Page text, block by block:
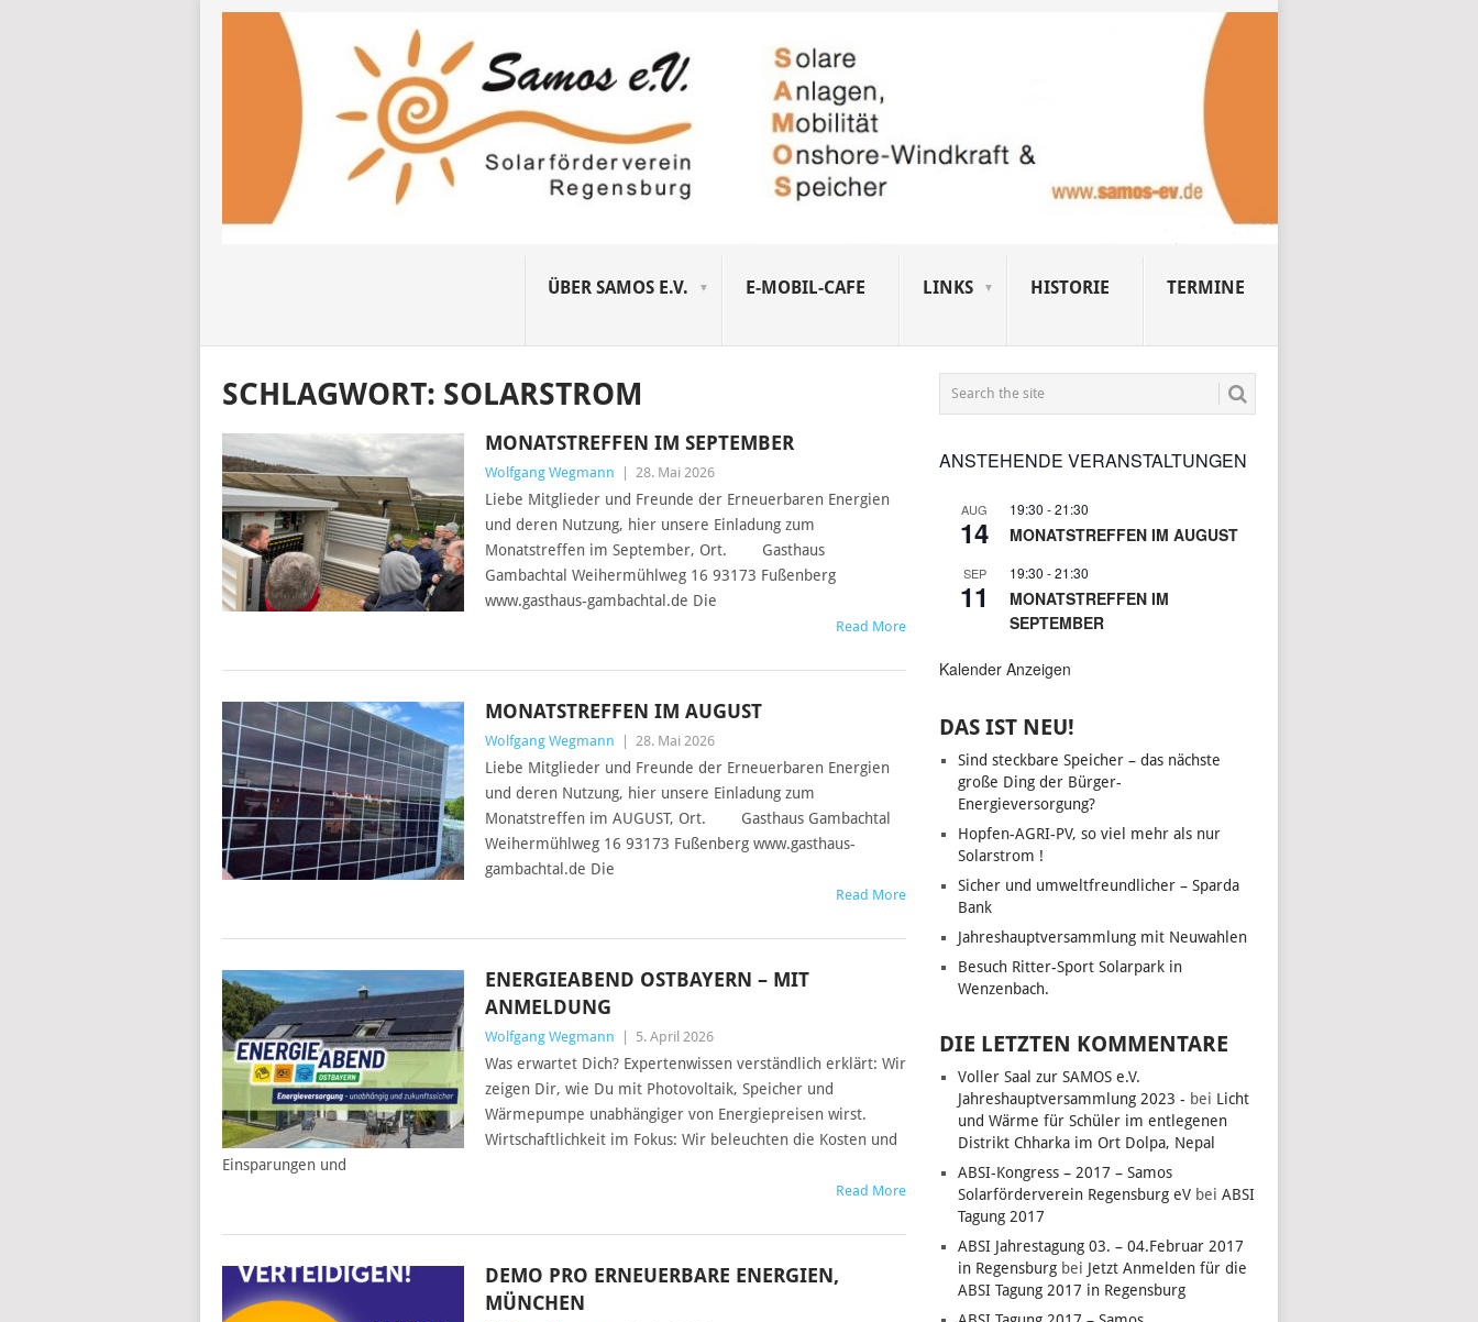
ÜBER SAMOS E.V. E-MOBIL-CAFE LINKS HISTORIE TERMINE
SCHLAGWORT: SOLARSTROM
MONATSTREFFEN IM SEPTEMBER
Wolfgang Wegmann | 28. Mai 2026
Liebe Mitglieder und Freunde der Erneuerbaren Energien
und deren Nutzung, hier unsere Einladung zum
Monatstreffen im September, Ort. Gasthaus
Gambachtal Weihermühlweg 16 93173 Fußenberg
www.gasthaus-gambachtal.de Die
Read More
MONATSTREFFEN IM AUGUST
Wolfgang Wegmann | 28. Mai 2026
Liebe Mitglieder und Freunde der Erneuerbaren Energien
und deren Nutzung, hier unsere Einladung zum
Monatstreffen im AUGUST, Ort. Gasthaus Gambachtal
Weihermühlweg 16 93173 Fußenberg www.gasthaus-
gambachtal.de Die
Read More
ENERGIEABEND OSTBAYERN – MIT
ANMELDUNG
Wolfgang Wegmann | 5. April 2026
Was erwartet Dich? Expertenwissen verständlich erklärt: Wir
zeigen Dir, wie Du mit Photovoltaik, Speicher und
Wärmepumpe unabhängiger von Energiepreisen wirst.
Wirtschaftlichkeit im Fokus: Wir beleuchten die Kosten und
Einsparungen und
Read More
DEMO PRO ERNEUERBARE ENERGIEN,
MÜNCHEN
ANSTEHENDE VERANSTALTUNGEN
AUG
14
19:30 -21:30
MONATSTREFFEN IM AUGUST
SEP
11
19:30 -21:30
MONATSTREFFEN IM
SEPTEMBER
Kalender Anzeigen
DAS IST NEU!
Sind steckbare Speicher – das nächste
große Ding der Bürger-
Energieversorgung?
Hopfen-AGRI-PV, so viel mehr als nur
Solarstrom !
Sicher und umweltfreundlicher – Sparda
Bank
Jahreshauptversammlung mit Neuwahlen
Besuch Ritter-Sport Solarpark in
Wenzenbach.
DIE LETZTEN KOMMENTARE
Voller Saal zur SAMOS e.V.
Jahreshauptversammlung 2023 - bei Licht
und Wärme für Schüler im entlegenen
Distrikt Chharka im Ort Dolpa, Nepal
ABSI-Kongress – 2017 – Samos
Solarförderverein Regensburg eV beiABSI
Tagung 2017
ABSI Jahrestagung 03. – 04.Februar 2017
in Regensburg bei Jetzt Anmelden für die
ABSI Tagung 2017 in Regensburg